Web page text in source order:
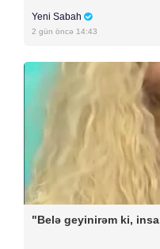
Yeni Sabah
2 gün öncə 14:43
"Belə geyinirəm ki,